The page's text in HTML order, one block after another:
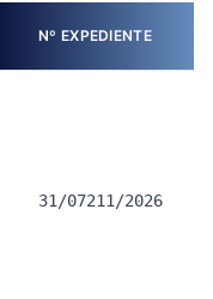
Nº EXPEDIENTE
31/07211/2026